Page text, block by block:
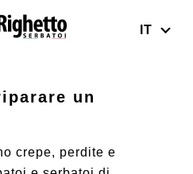
IT
un
crepe, perdite e